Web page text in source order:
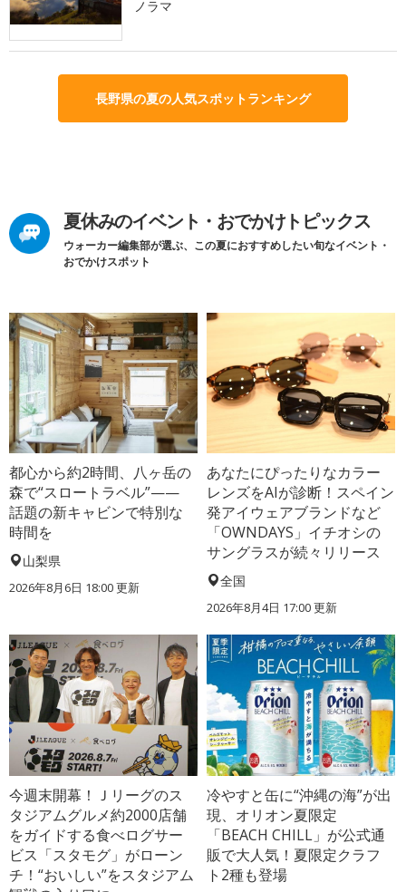
ノラマ
長野県の夏の人気スポットランキング
夏休みのイベント・おでかけトピックス
ウォーカー編集部が選ぶ、この夏におすすめしたい旬なイベント・
おでかけスポット
都心から約2時間、八ヶ岳の
森で“スロートラベル”——
話題の新キャビンで特別な
時間を
山梨県
2026年8月6日 18:00更新
あなたにぴったりなカラー
レンズをAIが診断！スペイン
発アイウェアブランドなど
「OWNDAYS」イチオシの
サングラスが続々リリース
全国
2026年8月4日 17:00更新
今週末開幕！Ｊリーグのス
タジアムグルメ約2000店舗
をガイドする食べログサー
ビス「スタモグ」がローン
チ！“おいしい”をスタジアム
冷やすと缶に“沖縄の海”が出
現、オリオン夏限定
「BEACH CHILL」が公式通
販で大人気！夏限定クラフ
ト2種も登場